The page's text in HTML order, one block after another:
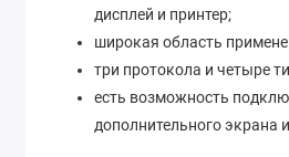
дисплей и принтер;
широкая область
три протокола и четыре
есть возможность
дополнительного экрана